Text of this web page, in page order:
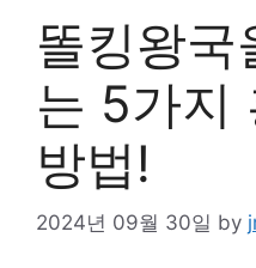
똘킹왕국
는 5가지
방법!
2024년 09월 30일 by